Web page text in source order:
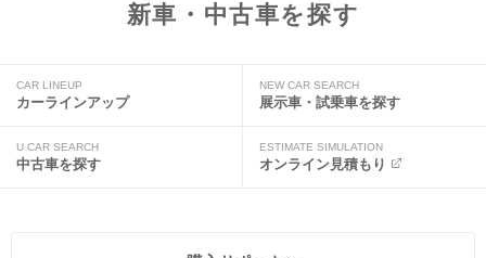
新車・中古車を探す
CAR LINEUP
カーラインアップ
NEW CAR SEARCH
展示車・試乗車を探す
U CAR SEARCH
中古車を探す
ESTIMATE SIMULATION
オンライン見積もり